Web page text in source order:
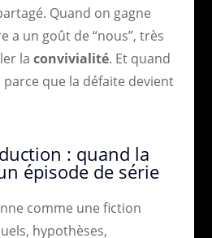
Quand on gagne
a un goût de “nous”, très
la convivialité. Et quand
que la défaite devient
: quand la
épisode de série
comme une fiction
hypothèses,